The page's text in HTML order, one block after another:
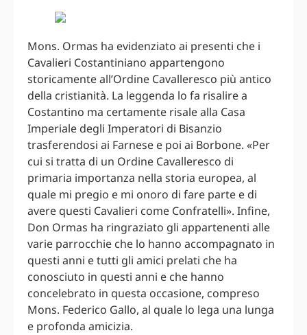
Mons. Ormas ha evidenziato ai presenti che i
Cavalieri Costantiniano appartengono
storicamente all’Ordine Cavalleresco più antico
della cristianità. La leggenda lo fa risalire a
Costantino ma certamente risale alla Casa
Imperiale degli Imperatori di Bisanzio
trasferendosi ai Farnese e poi ai Borbone. «Per
cui si tratta di un Ordine Cavalleresco di
primaria importanza nella storia europea, al
quale mi pregio e mi onoro di fare parte e di
avere questi Cavalieri come Confratelli». Infine,
Don Ormas ha ringraziato gli appartenenti alle
varie parrocchie che lo hanno accompagnato in
questi anni e tutti gli amici prelati che ha
conosciuto in questi anni e che hanno
concelebrato in questa occasione, compreso
Mons. Federico Gallo, al quale lo lega una lunga
e profonda amicizia.